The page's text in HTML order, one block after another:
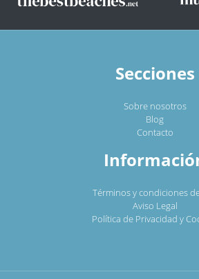
Secciones
Sobre nosotros
Blog
Contacto
Términos y condiciones
Aviso Legal
Política de Privacidad y